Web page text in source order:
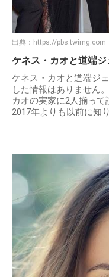
出典： https://pbs.twimg.com
ケネス・カオと道端
ケネス・カオと道端ジ
した情報はありません
カオの実家に2人揃って
2017年よりも以前に知